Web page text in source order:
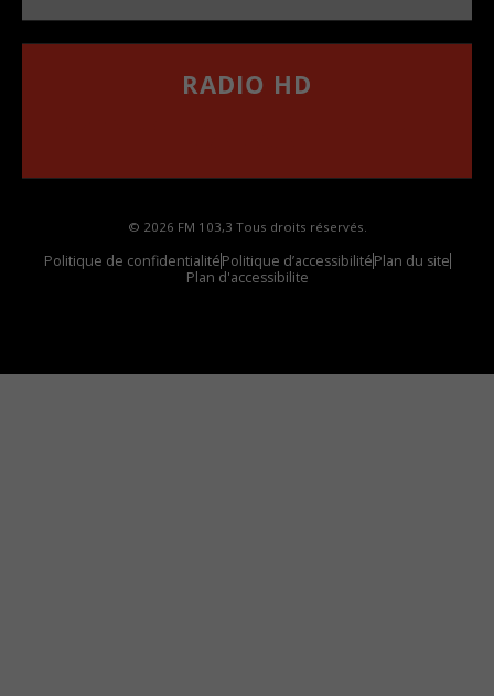
RADIO HD
© 2026 FM 103,3 Tous droits réservés.
Politique de confidentialitéPolitique d’accessibilitéPlan du site
Plan d'accessibilite